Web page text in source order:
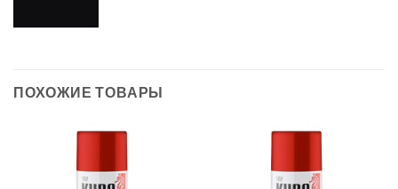
ПОХОЖИЕ ТОВАРЫ